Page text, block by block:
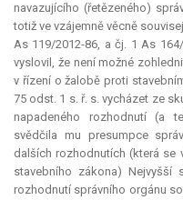
navazujícího (řetězeného)
totiž ve vzájemně věcně
As 119/2012-86, a čj. 1 As
vyslovil, že není možné
v řízení o žalobě proti
75 odst. 1 s. ř. s. vycházet ze
napadeného rozhodnutí (a
svědčila mu presumpce
dalších rozhodnutích (která se
stavebního zákona) Nejvyšší
rozhodnutí správního orgánu